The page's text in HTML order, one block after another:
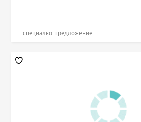
специално предложение